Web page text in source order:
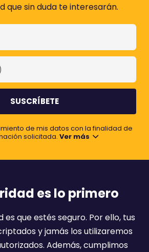
que sin duda te interesarán.
de mis datos con la finalidad de
solicitada. Ver más
es lo primero
es que estés seguro. Por ello, tus
y jamás los utilizaremos
Además, cumplimos